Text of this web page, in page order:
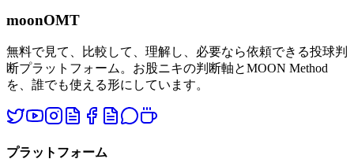
moonOMT
無料で見て、比較して、理解し、必要なら依頼できる投球判
断プラットフォーム。お股ニキの判断軸とMOON Method
を、誰でも使える形にしています。
プラットフォーム